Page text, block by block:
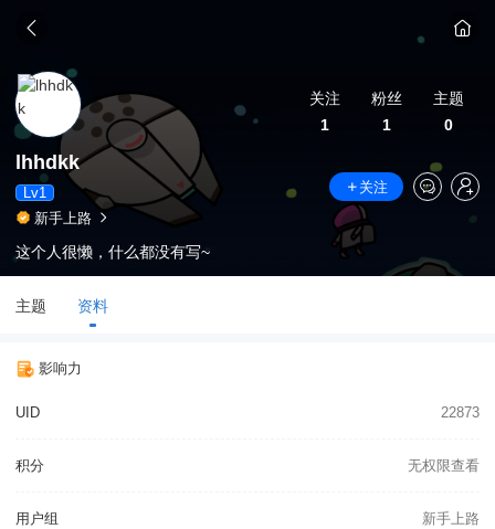
关注
1
粉丝
1
主题
0
lhhdkk
Lv1
关注
新手上路
这个人很懒，什么都没有写~
主题 资料
影响力
UID 22873
积分 无权限查看
用户组 新手上路